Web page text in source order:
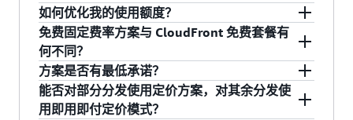
或者，借助 CloudFront 的任播静态 IP，您可以通
过任意 DNS 服务提供商将 Apex 域指向
CloudFront 分发。只需使用 CloudFront 提供的 3
个静态 IP 地址创建标准 A 记录即可。该功能可将
Apex 域的支持范围扩展到 Route 53 之外，同时
您的流量仍会被自动路由至最近的边缘站点，以
使用量单独计费。这种方式在服务选择和配置上
具备完全的灵活性，但费用会根据流量模式每月
波动，并且您需要监控多项服务的使用情况以管
理成本。
如果您希望采用合并月度账单、简化服务配置，
有源端点，使应用程序不暴露在公共互联网，仅
可通过指定的 CloudFront 分发访问。高级方案
（1000 美元/月）面向大规模应用程序提供高级
能力，包括更强的源负载降低和额外的可用性功
能。
AWS 数据传输成本更可预测，并通过三种方式降
低 AWS 总体成本：
第一，自动免除 CloudFront 与您的 AWS 源之间
的数据传输费用。您无需为在 Amazon S3、应用
程序负载均衡器、API Gateway 等服务上运行的
AWS 应用程序产生的出站数据传输付费，只需按
每个 AWS 账户最多可以创建三个免费套餐。
不会。攻击流量永远不会计入您方案的使用额
度。其中包括已拦截的 DDoS 攻击以及被 AWS
WAF 拦截的请求。
如何优化我的使用额度？
您可以通过配置 WAF 安全规则，将重点放在对应
用程序至关重要的流量上来优化使用额度。由于
被拦截的请求永远不会计入额度，因此您可以利
用 WAF 规则按需过滤流量，例如允许或拦截特定
免费固定费率方案与 CloudFront 免费套餐有
何不同？
免费固定费率方案以 0 美元/月的价格整合了
CloudFront、WAF、DNS、DDoS 防护、无服务器
方案是否有最低承诺？
方案无需年度承诺即可享受最优费率。方案按当
能否对部分分发使用定价方案，对其余分发使
用即用即付定价模式？